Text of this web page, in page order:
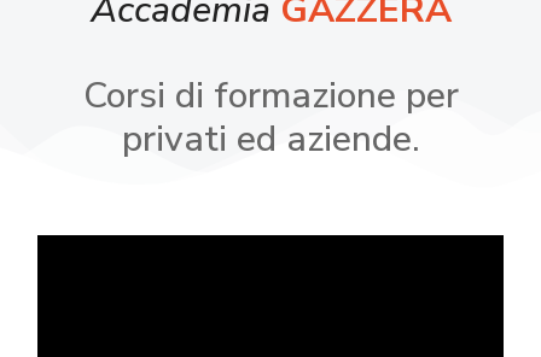
Accademia GAZZERA
Corsi di formazione per
privati ed aziende.